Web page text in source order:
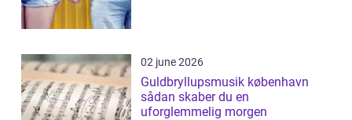
02 june 2026
Guldbryllupsmusik københavn
sådan skaber du en
uforglemmelig morgen